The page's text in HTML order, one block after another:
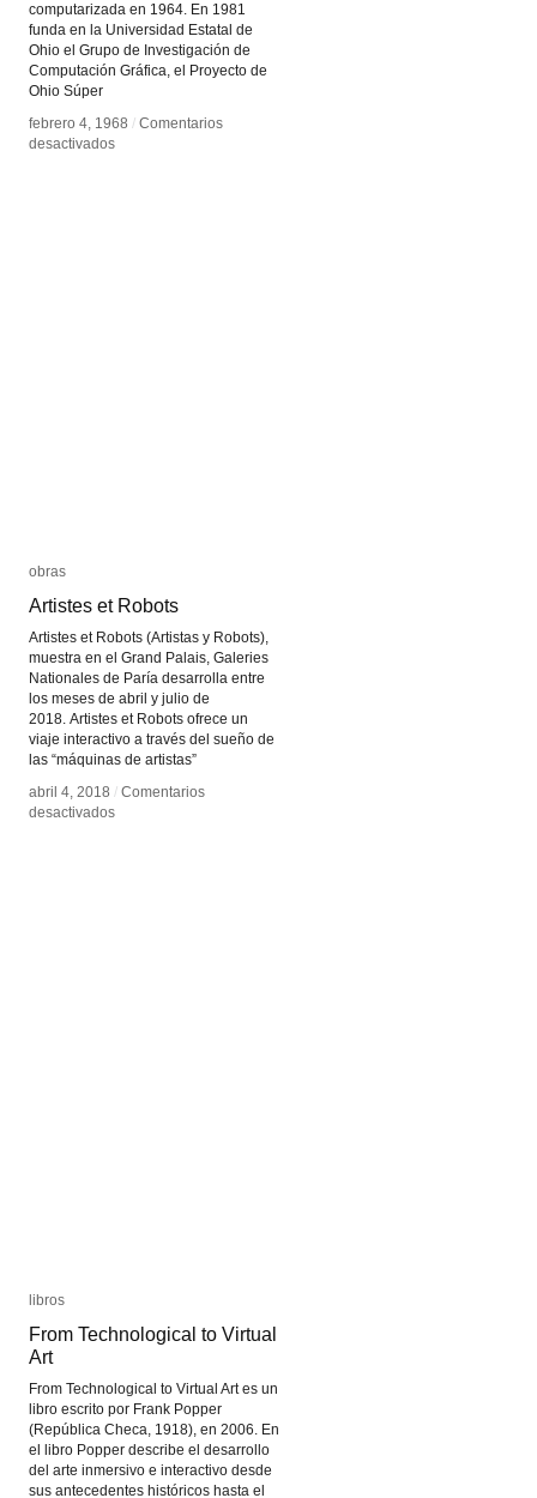
computarizada en 1964. En 1981
funda en la Universidad Estatal de
Ohio el Grupo de Investigación de
Computación Gráfica, el Proyecto de
Ohio Súper
febrero 4, 1968 / Comentarios
desactivadosen
febrero 4, 1968 / Comentarios
desactivadosen
obras
Artistes et Robots
Artistes et Robots (Artistas y Robots),
muestra en el Grand Palais, Galeries
Nationales de Paría desarrolla entre
los meses de abril y julio de
2018. Artistes et Robots ofrece un
viaje interactivo a través del sueño de
las “máquinas de artistas”
abril 4, 2018 / Comentarios
desactivadosen
obras
Artistes et Robots
abril 4, 2018 / Comentarios
desactivadosen
libros
From Technological to Virtual
Art
From Technological to Virtual Art es un
libro escrito por Frank Popper
(República Checa, 1918), en 2006. En
el libro Popper describe el desarrollo
del arte inmersivo e interactivo desde
sus antecedentes históricos hasta el
libros
From Technological to Virtual
Art